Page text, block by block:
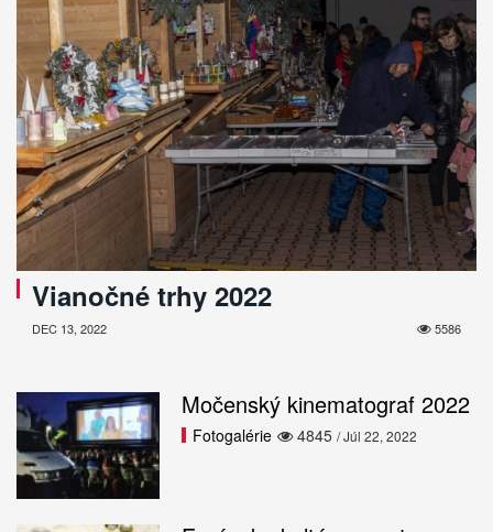
Vianočné trhy 2022
5586
DEC 13, 2022
Močenský kinematograf 2022
4845
Fotogalérie / Júl 22, 2022